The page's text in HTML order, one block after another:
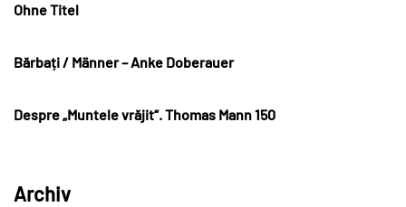
Ohne Titel
Bărbați / Männer – Anke Doberauer
Despre „Muntele vrăjit“. Thomas Mann 150
Archiv